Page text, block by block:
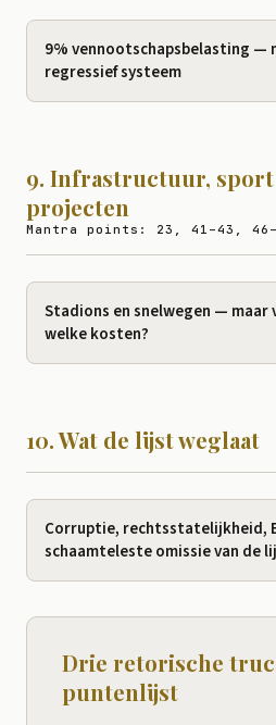
9% vennootschapsbelasting —
regressief systeem
9. Infrastructuur,
projecten
Mantra points: 23, 41–43,
Stadions en snelwegen — maar
welke kosten?
10. Wat de lijst weglaat
Corruptie, rechtsstatelijkheid,
schaamteleste omissie van de
Drie retorische
puntenlijst